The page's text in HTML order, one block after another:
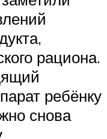
рациона.
ребёнку
снова